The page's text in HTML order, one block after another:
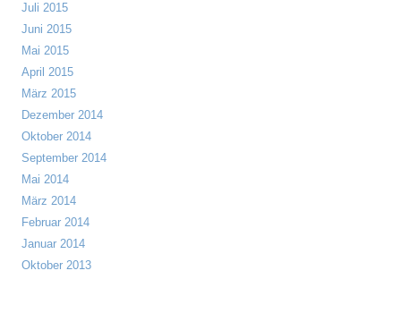
Juli 2015
Juni 2015
Mai 2015
April 2015
März 2015
Dezember 2014
Oktober 2014
September 2014
Mai 2014
März 2014
Februar 2014
Januar 2014
Oktober 2013